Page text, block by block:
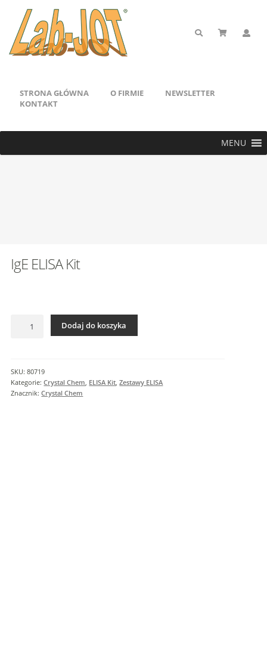
STRONA GŁÓWNA O FIRMIE
NEWSLETTER
KONTAKT
MENU
IgE ELISA Kit
Dodaj do koszyka
SKU:80719
Kategorie:Crystal Chem ELISA Kit ,Zestawy ELISA
Znacznik:Crystal Chem